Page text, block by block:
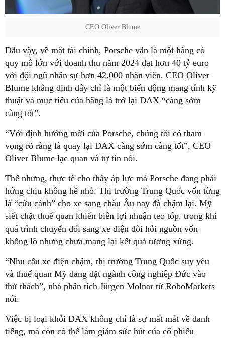
CEO Oliver Blume
Dẫu vậy, về mặt tài chính, Porsche vẫn là một hãng có
quy mô lớn với doanh thu năm 2024 đạt hơn 40 tỷ euro
với đội ngũ nhân sự hơn 42.000 nhân viên. CEO Oliver
Blume khẳng định đây chỉ là một biến động mang tính kỹ
thuật và mục tiêu của hãng là trở lại DAX “càng sớm
càng tốt”.
“Với định hướng mới của Porsche, chúng tôi có tham
vọng rõ ràng là quay lại DAX càng sớm càng tốt”, CEO
Oliver Blume lạc quan và tự tin nói.
Thế nhưng, thực tế cho thấy áp lực mà Porsche đang phải
hứng chịu không hề nhỏ. Thị trường Trung Quốc vốn từng
là “cứu cánh” cho xe sang châu Âu nay đã chậm lại. Mỹ
siết chặt thuế quan khiến biên lợi nhuận teo tóp, trong khi
quá trình chuyển đổi sang xe điện đòi hỏi nguồn vốn
khổng lồ nhưng chưa mang lại kết quả tương xứng.
“Nhu cầu xe điện chậm, thị trường Trung Quốc suy yếu
và thuế quan Mỹ đang đặt ngành công nghiệp Đức vào
thử thách”, nhà phân tích Jürgen Molnar từ RoboMarkets
nói.
Việc bị loại khỏi DAX không chỉ là sự mất mát về danh
tiếng, mà còn có thể làm giảm sức hút của cổ phiếu